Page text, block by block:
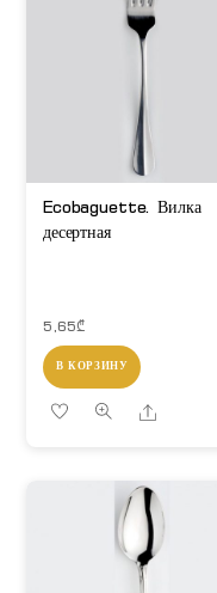
Ecobaguette. Вилка
десертная
5,65₾
В КОРЗИНУ
Share